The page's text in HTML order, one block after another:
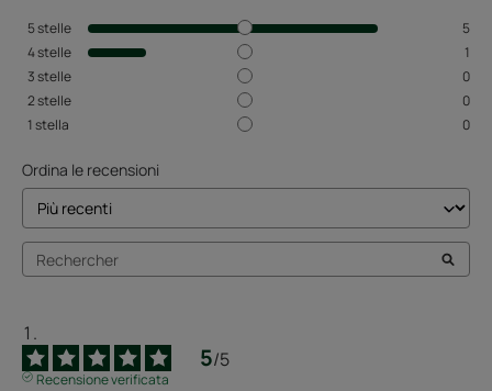
5stelle
5
4stelle
1
3stelle
0
2stelle
0
1stella 0
Ordina le recensioni
5/5
Recensione verificata